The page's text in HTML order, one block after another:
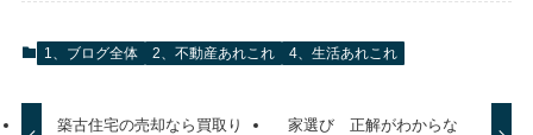
1、ブログ全体 2、不動産あれこれ 4、生活あれこれ
築古住宅の売却なら買取り
家選び 正解がわからな